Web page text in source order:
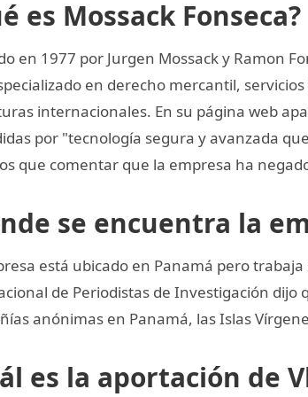
es Mossack Fonseca?
en 1977 por Jurgen Mossack y Ramon
en derecho mercantil,
internacionales. En su página web
por "tecnología segura y avanzada
que comentar que la empresa ha
se encuentra la
está ubicado en Panamá pero
de Periodistas de Investigación dijo
anónimas en Panamá, las Islas
es la aportación de